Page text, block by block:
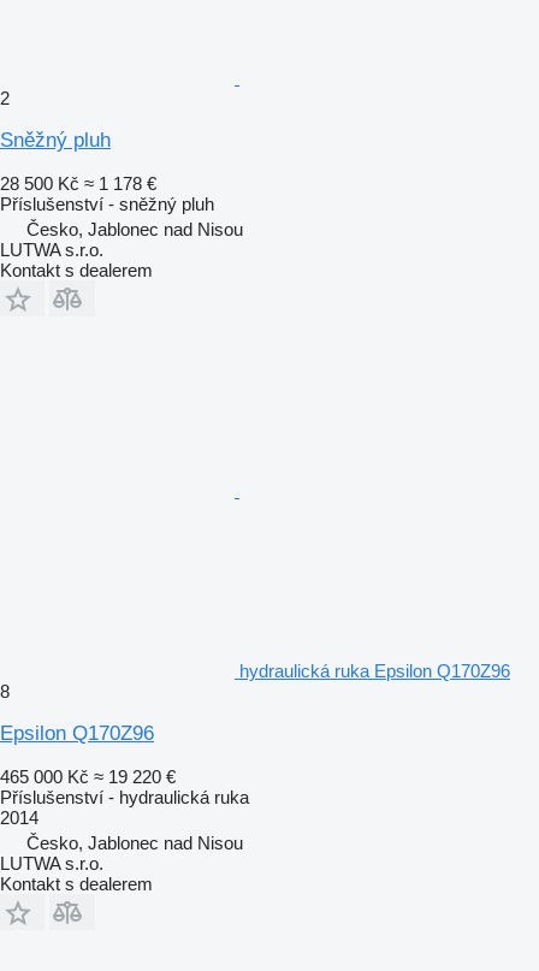
2
Sněžný pluh
28 500 Kč ≈ 1 178 €
Příslušenství - sněžný pluh
Česko, Jablonec nad Nisou
LUTWA s.r.o.
Kontakt s dealerem
hydraulická ruka Epsilon Q170Z96
8
Epsilon Q170Z96
465 000 Kč ≈ 19 220 €
Příslušenství - hydraulická ruka
2014
Česko, Jablonec nad Nisou
LUTWA s.r.o.
Kontakt s dealerem